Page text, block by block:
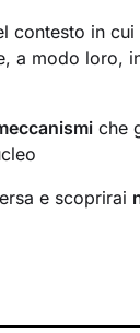
contesto in
a modo loro,
che
e scoprirai
più e
cambiamento